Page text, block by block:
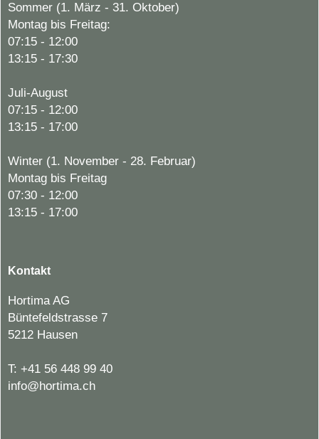
Sommer (1. März - 31. Oktober)
Montag bis Freitag:
07:15 - 12:00
13:15 - 17:30
Juli-August
07:15 - 12:00
13:15 - 17:00
Winter (1. November - 28. Februar)
Montag bis Freitag
07:30 - 12:00
13:15 - 17:00
Kontakt
Hortima AG
Büntefeldstrasse 7
5212 Hausen
T: +41 56 448 99 40
info@hortima.ch